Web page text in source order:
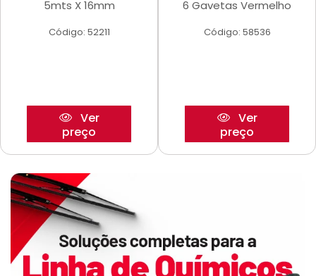
5mts X 16mm
Código: 52211
Ver
preço
6 Gavetas Vermelho
Código: 58536
Ver
preço